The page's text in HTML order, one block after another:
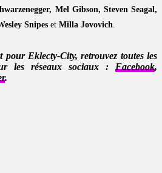
Mel Gibson, Steven Seagal,
Snipes et Milla Jovovich.
pour Eklecty-City, retrouvez toutes les
les réseaux sociaux : Facebook,
.